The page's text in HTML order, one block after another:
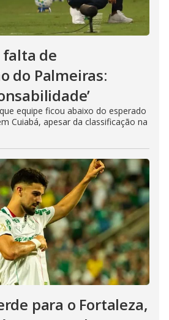
de
do Palmeiras:
equipe ficou abaixo do esperado
Cuiabá, apesar da classificação na
para o Fortaleza,